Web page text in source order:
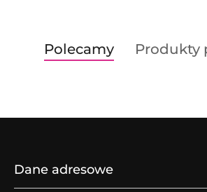
Pomiń karuzelę produktów
Produkty
o
Polecamy
Produkty
Produkty
Dane adresowe